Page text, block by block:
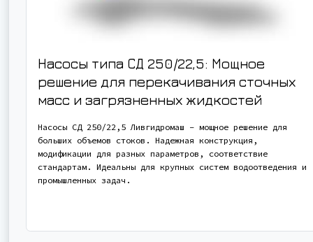
Насосы типа СД 250/22,5: Мощное
решение для перекачивания сточных
масс и загрязненных жидкостей
Насосы СД 250/22,5 Ливгидромаш – мощное решение для
больших объемов стоков. Надежная конструкция,
модификации для разных параметров, соответствие
стандартам. Идеальны для крупных систем водоотведения и
промышленных задач.